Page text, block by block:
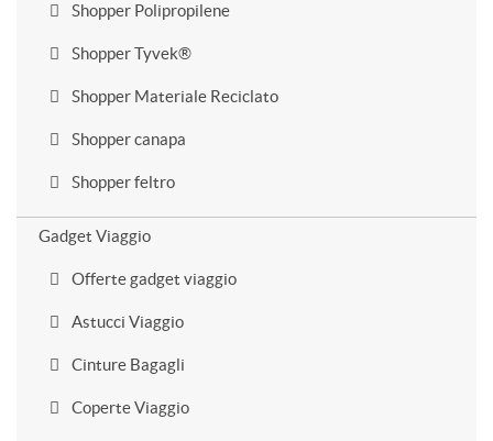
Shopper Polipropilene
Shopper Tyvek®
Shopper Materiale Reciclato
Shopper canapa
Shopper feltro
Gadget Viaggio
Offerte gadget viaggio
Astucci Viaggio
Cinture Bagagli
Coperte Viaggio